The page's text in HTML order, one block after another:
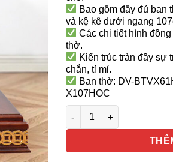
Bao gồm đầy đủ ban
và kệ kê dưới ngang
Các chi tiết hình
thờ.
Kiến trúc tràn đầy sự
chắn, tỉ mỉ.
Ban thờ: DV-
X107HOC
Combo Ban Thờ Thần